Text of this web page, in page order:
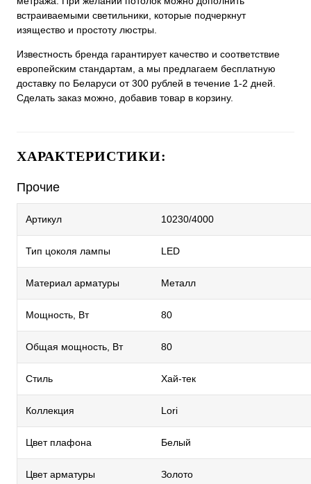
встраиваемыми светильники, которые подчеркнут
изящество и простоту люстры.
Известность бренда гарантирует качество и соответствие
европейским стандартам, а мы предлагаем бесплатную
доставку по Беларуси от 300 рублей в течение 1-2 дней.
Сделать заказ можно, добавив товар в корзину.
ХАРАКТЕРИСТИКИ:
Прочие
Артикул 10230/4000
Тип цоколя лампы LED
Материал арматуры Металл
Мощность, Вт 80
Общая мощность, Вт 80
Стиль Хай-тек
Коллекция Lori
Цвет плафона Белый
Цвет арматуры Золото